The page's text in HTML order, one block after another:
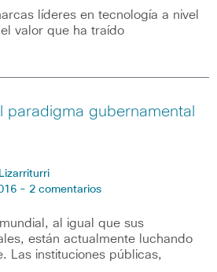
líderes en tecnología a nivel
valor que ha traído
paradigma gubernamental
- 2 comentarios
al igual que sus
están actualmente luchando
Las instituciones públicas,